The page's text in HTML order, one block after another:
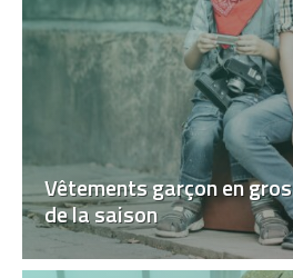
Vêtements garçon en
de la saison